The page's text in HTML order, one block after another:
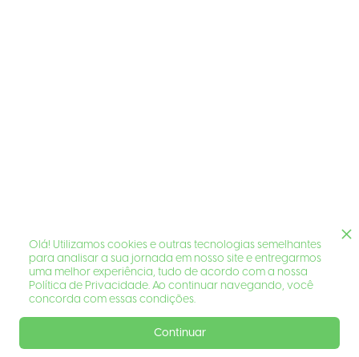
Olá! Utilizamos cookies e outras tecnologias semelhantes
para analisar a sua jornada em nosso site e entregarmos
uma melhor experiência, tudo de acordo com a nossa
Política de Privacidade. Ao continuar navegando, você
concorda com essas condições.
Continuar